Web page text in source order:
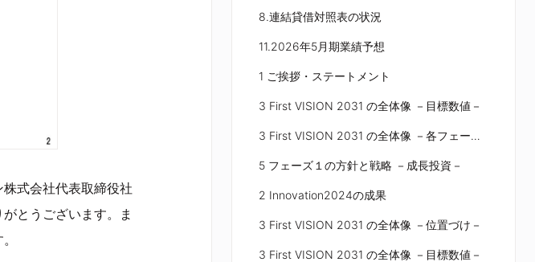
式会社代表取締役社
とうございます。ま
8.連結貸借対照表の状況
11.2026年5月期業績予想
1 ご挨拶・ステートメント
3 First VISION 2031 の全体像 －目標数値－
3 First VISION 2031 の全体像 －各フェーズ－
5 フェーズ１の方針と戦略 －成長投資－
2 Innovation2024の成果
3 First VISION 2031 の全体像 －位置づけ－
3 First VISION 2031 の全体像 －目標数値－